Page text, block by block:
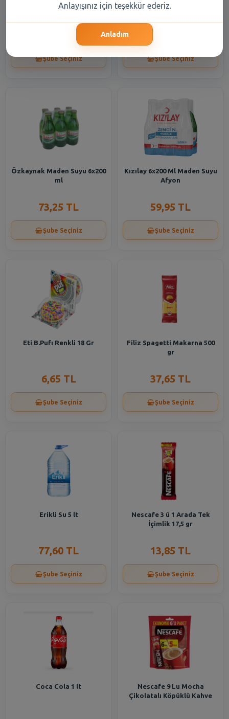
gr
Şube Seçiniz Şube Seçiniz
Özkaynak Maden Suyu 6x200
ml
73,25 TL
Şube Seçiniz
Kızılay 6x200 Ml Maden Suyu
Afyon
59,95 TL
Şube Seçiniz
Eti B.Pufı Renkli 18 Gr
6,65 TL
Şube Seçiniz
Filiz Spagetti Makarna 500
gr
37,65 TL
Şube Seçiniz
Erikli Su 5 lt
77,60 TL
Şube Seçiniz
Nescafe 3 ü 1 Arada Tek
İçimlik 17,5 gr
13,85 TL
Şube Seçiniz
Coca Cola 1 lt
Nescafe 9 Lu Mocha
Çikolatalı Köpüklü Kahve
Anlayışınız için teşekkür ederiz.
Anladım